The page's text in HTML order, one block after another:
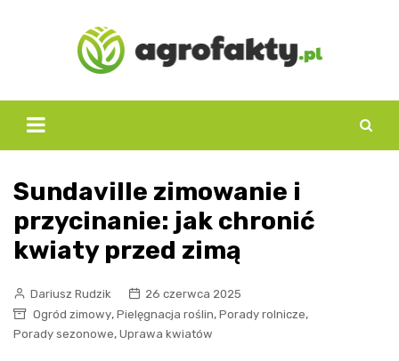
Sundaville zimowanie i
przycinanie: jak chronić
kwiaty przed zimą
Dariusz Rudzik
26 czerwca 2025
Ogród zimowy, Pielęgnacja roślin, Porady rolnicze,
Porady sezonowe, Uprawa kwiatów